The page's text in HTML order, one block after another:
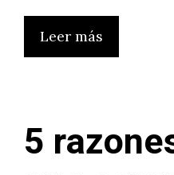
Leer más
5